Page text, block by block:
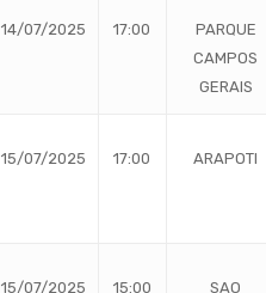
14/07/2025 17:00
PARQUE
CAMPOS
GERAIS
15/07/2025 17:00 ARAPOTI
15/07/2025 15:00
SAO